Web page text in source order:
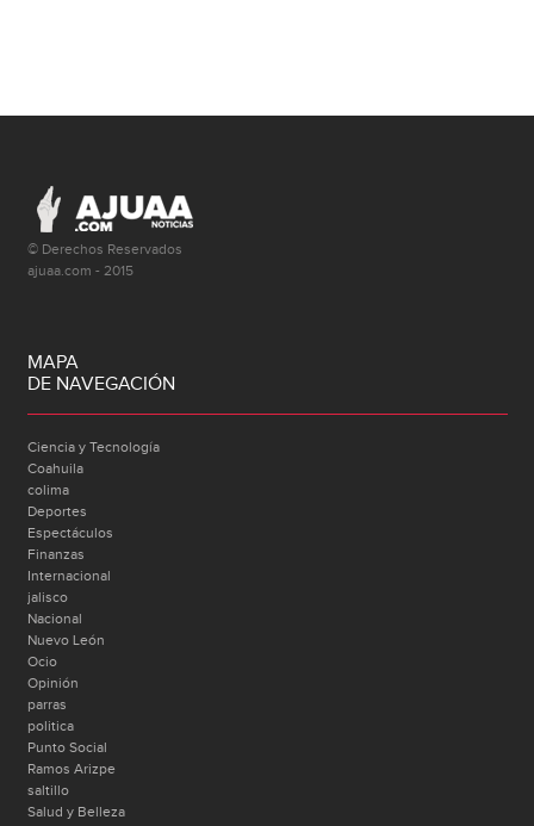
© Derechos Reservados
ajuaa.com - 2015
MAPA
DE NAVEGACIÓN
Ciencia y Tecnología
Coahuila
colima
Deportes
Espectáculos
Finanzas
Internacional
jalisco
Nacional
Nuevo León
Ocio
Opinión
parras
politica
Punto Social
Ramos Arizpe
saltillo
Salud y Belleza